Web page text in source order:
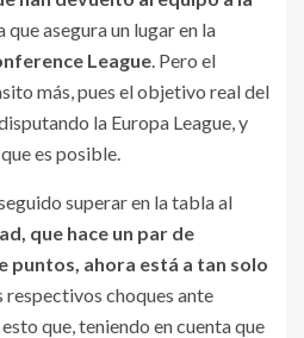
que asegura un lugar en la
League. Pero el
más, pues el objetivo real del
la Europa League, y
es posible.
superar en la tabla al
que hace un par de
puntos, ahora está a tan solo
respectivos choques ante
que, teniendo en cuenta que